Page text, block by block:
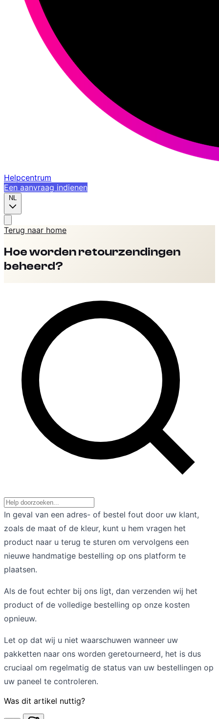
Helpcentrum
Een aanvraag indienen
NL
Terug naar home
Hoe worden retourzendingen
beheerd?
In geval van een adres- of bestel fout door uw klant,
zoals de maat of de kleur, kunt u hem vragen het
product naar u terug te sturen om vervolgens een
nieuwe handmatige bestelling op ons platform te
plaatsen.
Als de fout echter bij ons ligt, dan verzenden wij het
product of de volledige bestelling op onze kosten
opnieuw.
Let op dat wij u niet waarschuwen wanneer uw
pakketten naar ons worden geretourneerd, het is dus
cruciaal om regelmatig de status van uw bestellingen op
uw paneel te controleren.
Was dit artikel nuttig?